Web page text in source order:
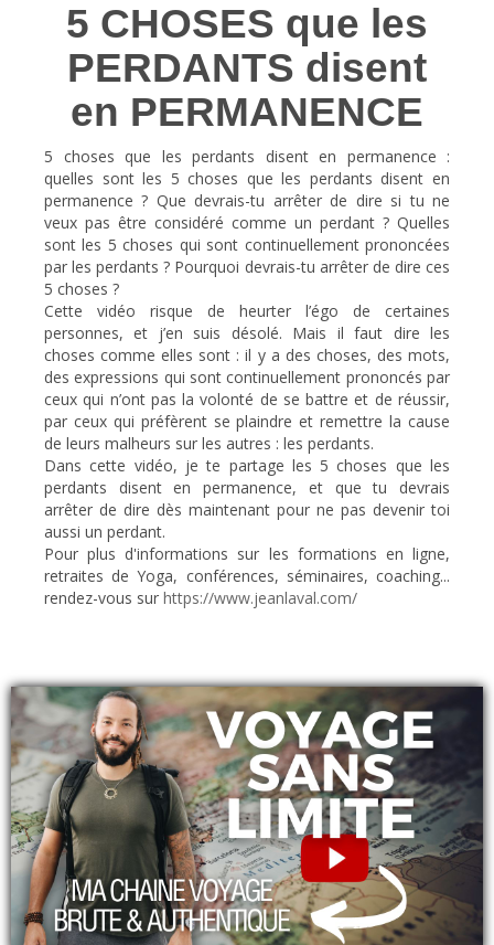
5 CHOSES que les
PERDANTS disent
en PERMANENCE
5 choses que les perdants disent en permanence :
quelles sont les 5 choses que les perdants disent en
permanence ? Que devrais-tu arrêter de dire si tu ne
veux pas être considéré comme un perdant ? Quelles
sont les 5 choses qui sont continuellement prononcées
par les perdants ? Pourquoi devrais-tu arrêter de dire ces
5 choses ?
Cette vidéo risque de heurter l’égo de certaines
personnes, et j’en suis désolé. Mais il faut dire les
choses comme elles sont : il y a des choses, des mots,
des expressions qui sont continuellement prononcés par
ceux qui n’ont pas la volonté de se battre et de réussir,
par ceux qui préfèrent se plaindre et remettre la cause
de leurs malheurs sur les autres : les perdants.
Dans cette vidéo, je te partage les 5 choses que les
perdants disent en permanence, et que tu devrais
arrêter de dire dès maintenant pour ne pas devenir toi
aussi un perdant.
Pour plus d'informations sur les formations en ligne,
retraites de Yoga, conférences, séminaires, coaching...
rendez-vous sur https://www.jeanlaval.com/